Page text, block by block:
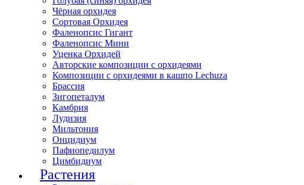
Чёрная орхидея
Сортовая Орхидея
Фаленопсис Гигант
Фаленопсис Мини
Уценка Орхидей
Авторские композиции с орхидеями
Композиции с орхидеями в кашпо Lechuza
Брассия
Зигопеталум
Камбрия
Лудизия
Мильтония
Онцидиум
Пафиопедилум
Цимбидиум
Растения